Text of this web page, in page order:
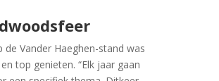
de Vander Haeghen-stand was
top genieten. “Elk jaar gaan